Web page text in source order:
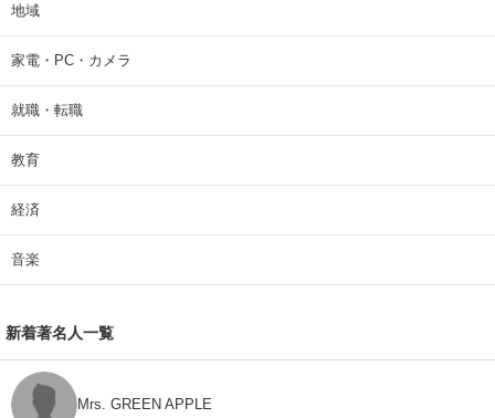
地域
家電・PC・カメラ
就職・転職
教育
経済
音楽
新着著名人一覧
Mrs. GREEN APPLE